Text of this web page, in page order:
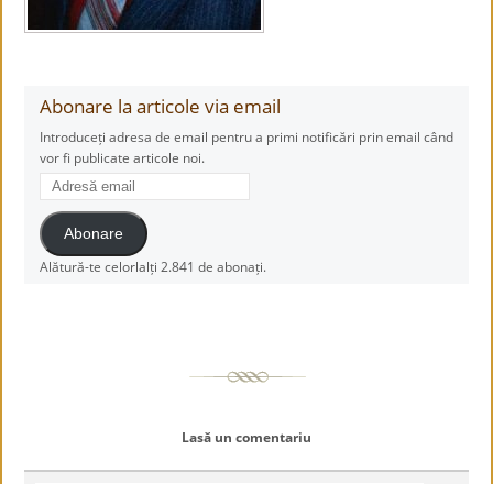
Abonare la articole via email
Introduceți adresa de email pentru a primi notificări prin email când
vor fi publicate articole noi.
Adresă
email
Abonare
Alătură-te celorlalți 2.841 de abonați.
Lasă un comentariu